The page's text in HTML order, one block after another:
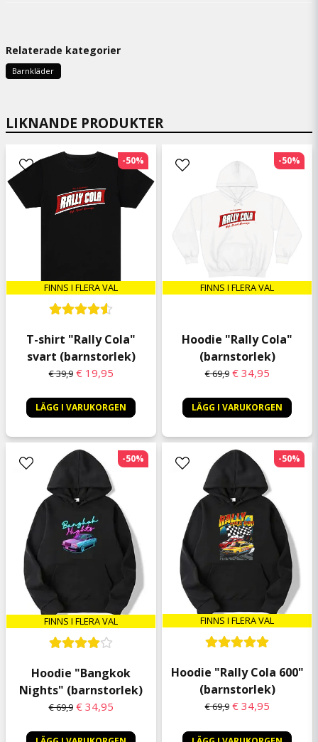
LIKNANDE PRODUKTER
FINNS I FLERA VAL
T-shirt "Rally Cola"
svart (barnstorlek)
€ 39,9 € 19,95
LÄGG I VARUKORGEN
-50%
FINNS I FLERA VAL
Hoodie "Rally Cola"
(barnstorlek)
€ 69,9 € 34,95
LÄGG I VARUKORGEN
-50%
FINNS I FLERA VAL
Hoodie "Bangkok
Nights" (barnstorlek)
€ 69,9 € 34,95
-50%
FINNS I FLERA VAL
Hoodie "Rally Cola 600"
(barnstorlek)
€ 69,9 € 34,95
-50%
Relaterade kategorier
Barnkläder